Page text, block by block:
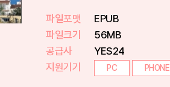
파일포맷
EPUB
파일크기
56MB
공급사
YES24
지원기기
PC PHONE